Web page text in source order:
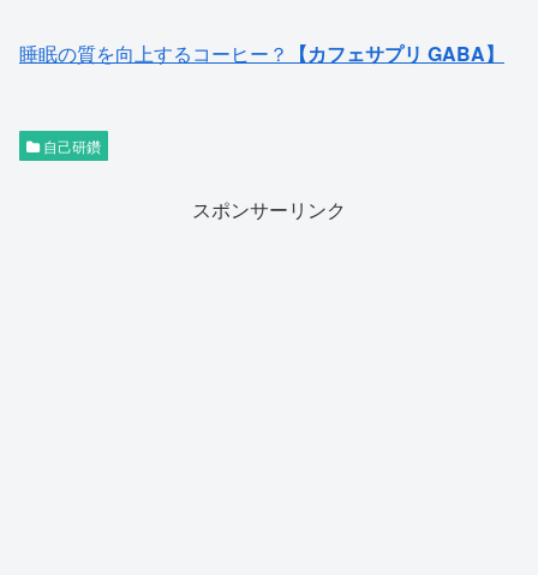
睡眠の質を向上するコーヒー？ 【カフェサプリ GABA】
自己研鑽
スポンサーリンク